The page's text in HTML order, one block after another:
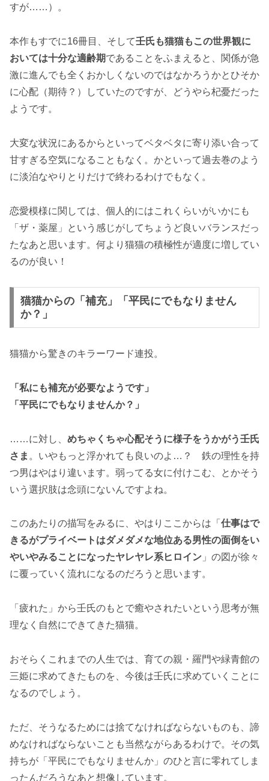
すが……）。
本作もすでに16冊目、そして壬氏も猫猫もこの世界観に
おいては十分な適齢期であることをふまえると、関係が急
激に進んでも全くおかしくないのではなかろうかとひそか
に心配（期待？）していたのですが、どうやら杞憂だった
ようです。
大変な状況にあるからといってベタベタに寄り添い合って
甘すぎる空気になることもなく。かといって過去巻のよう
に淡泊なやりとりだけで終わるわけでもなく。
恋愛模様に関しては、個人的にはこれくらいがいかにも
「ザ・薬屋」という感じがしてちょうど良いバランスだっ
たなあと思います。何より猫猫の積極性が適度に増してい
るのが良い！
猫猫からの「補充」「平民にでもなりません
か？」
猫猫から驚きのキラーワード連投。
「私にも補充が必要なようです」
「平民にでもなりませんか？」
……に対し、 めちゃくちゃ心配そうに様子をうかがう壬氏
さま 。いやもっと浮かれても良いのよ…？ 鉄の理性を持
つ男はやはり違います。弱ってる女に付けこむ、とかそう
いう選択肢は念頭にないんですよね。
このあたりの描写をみるに、やはりここからは「 仕事はで
きるがプライベートはダメダメな地位ある男性の面倒をい
やいやみることになったヤレヤレ系ヒロイン 」の図が徐々
に覆っていく流れになるのだろうと思います。
「疲れた」から壬氏のもとで癒やされたいという思考が無
理なく自然にできてきた猫猫。
おそらくこれまでの人生では、育ての親・羅門や緑青館の
三姫に求めてきたものを、今後は壬氏に求めていくことに
なるのでしょう。
ただ、そうなるためには捨てなければならないものも、諦
めなければならないことも当然ながらあるわけで。その気
持ちが「平民にでもなりませんか」のひと言に零れてしま
ったんだろうなあと想像しています。